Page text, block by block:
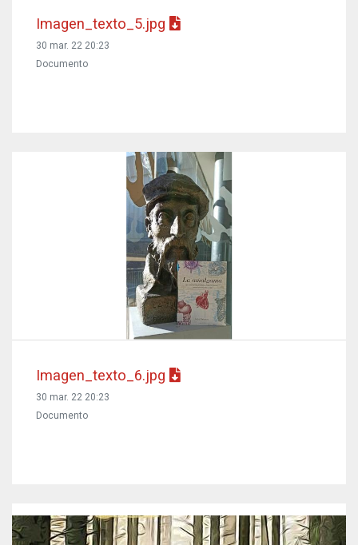
Imagen_texto_5.jpg
30 mar. 22 20:23
Documento
Imagen_texto_6.jpg
30 mar. 22 20:23
Documento